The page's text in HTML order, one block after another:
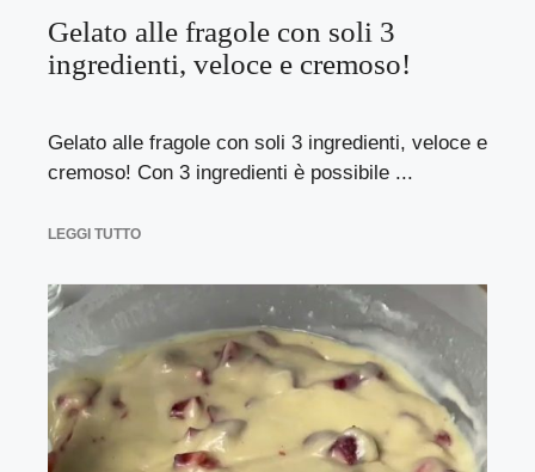
Gelato alle fragole con soli 3
ingredienti, veloce e cremoso!
Gelato alle fragole con soli 3 ingredienti, veloce e
cremoso! Con 3 ingredienti è possibile ...
LEGGI TUTTO